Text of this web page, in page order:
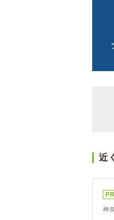
近
PR
神